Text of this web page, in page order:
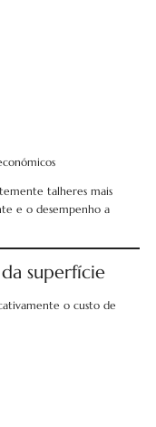
talheres mais
e o desempenho a
superfície
o custo de